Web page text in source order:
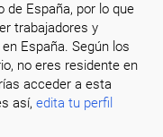
de España, por lo que
trabajadores y
España. Según los
no eres residente en
acceder a esta
así,edita tu perfil